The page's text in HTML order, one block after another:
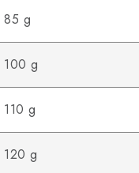
85 g
100 g
110 g
120 g